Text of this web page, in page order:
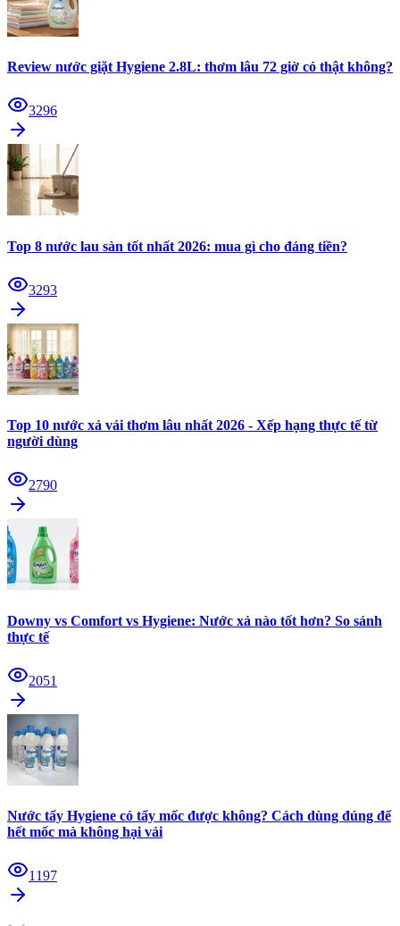
Review nước giặt Hygiene 2.8L: thơm lâu 72 giờ có thật không?
3296
Top 8 nước lau sàn tốt nhất 2026: mua gì cho đáng tiền?
3293
Top 10 nước xả vải thơm lâu nhất 2026 - Xếp hạng thực tế từ
người dùng
2790
Downy vs Comfort vs Hygiene: Nước xả nào tốt hơn? So sánh
thực tế
2051
Nước tẩy Hygiene có tẩy mốc được không? Cách dùng đúng để
hết mốc mà không hại vải
1197